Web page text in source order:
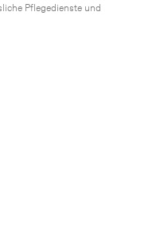
Pflegedienste und